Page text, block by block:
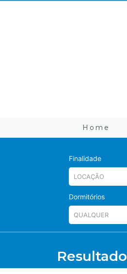
Home
Finalidade
Dormitórios